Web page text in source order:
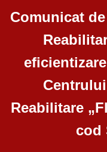
Comunicat
Reabilitare
cod